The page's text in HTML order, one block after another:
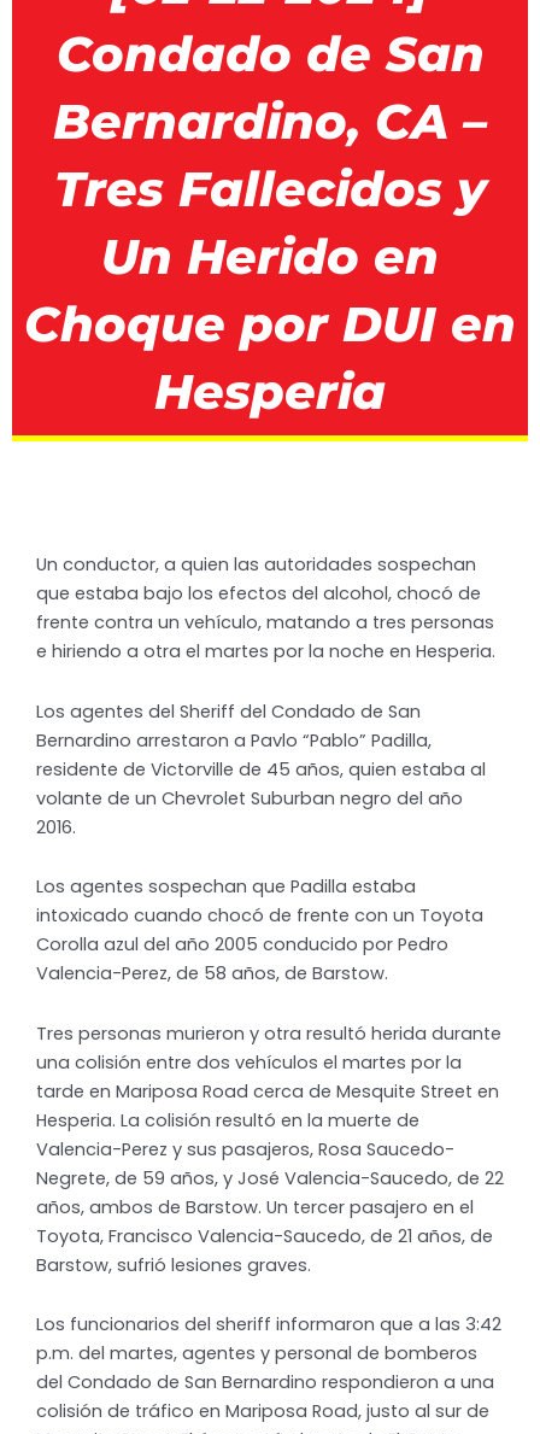
Condado de San
Bernardino, CA –
Tres Fallecidos y
Un Herido en
Choque por DUI en
Hesperia
Un conductor, a quien las autoridades sospechan
que estaba bajo los efectos del alcohol, chocó de
frente contra un vehículo, matando a tres personas
e hiriendo a otra el martes por la noche en Hesperia.
Los agentes del Sheriff del Condado de San
Bernardino arrestaron a Pavlo “Pablo” Padilla,
residente de Victorville de 45 años, quien estaba al
volante de un Chevrolet Suburban negro del año
2016.
Los agentes sospechan que Padilla estaba
intoxicado cuando chocó de frente con un Toyota
Corolla azul del año 2005 conducido por Pedro
Valencia-Perez, de 58 años, de Barstow.
Tres personas murieron y otra resultó herida durante
una colisión entre dos vehículos el martes por la
tarde en Mariposa Road cerca de Mesquite Street en
Hesperia. La colisión resultó en la muerte de
Valencia-Perez y sus pasajeros, Rosa Saucedo-
Negrete, de 59 años, y José Valencia-Saucedo, de 22
años, ambos de Barstow. Un tercer pasajero en el
Toyota, Francisco Valencia-Saucedo, de 21 años, de
Barstow, sufrió lesiones graves.
Los funcionarios del sheriff informaron que a las 3:42
p.m. del martes, agentes y personal de bomberos
del Condado de San Bernardino respondieron a una
colisión de tráfico en Mariposa Road, justo al sur de